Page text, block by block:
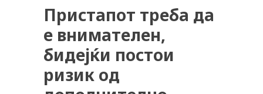
Пристапот треба да
е внимателен,
бидејќи постои
ризик од